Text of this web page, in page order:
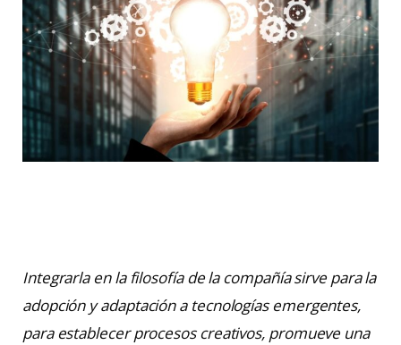
Integrarla en la filosofía de la compañía sirve para la
adopción y adaptación a tecnologías emergentes,
para establecer procesos creativos, promueve una